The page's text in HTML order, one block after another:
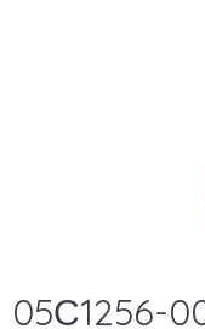
05С1256-